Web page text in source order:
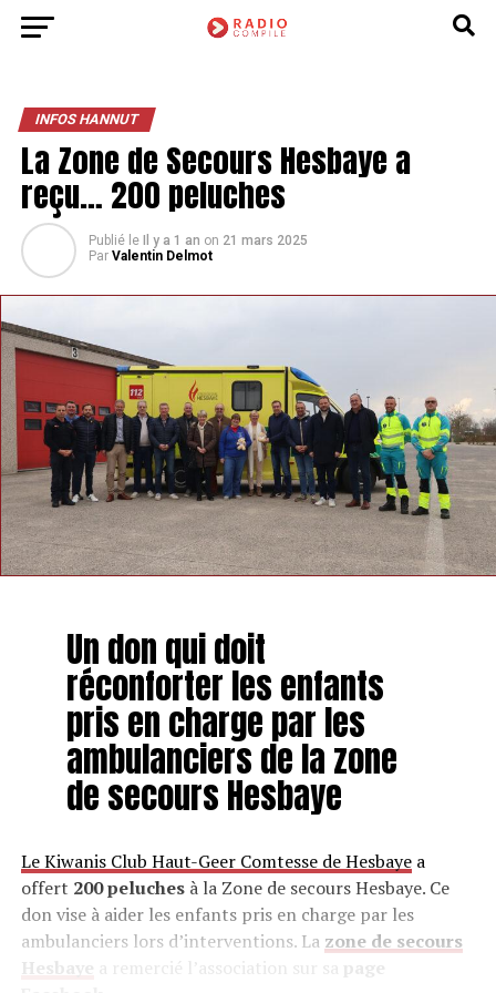
INFOS HANNUT
La Zone de Secours Hesbaye a
reçu… 200 peluches
Publié le Il y a 1 an on 21 mars 2025
Par Valentin Delmot
Un don qui doit
réconforter les enfants
pris en charge par les
ambulanciers de la zone
de secours Hesbaye
Le Kiwanis Club Haut-Geer Comtesse de Hesbayea
offert 200 peluchesà la Zone de secours Hesbaye. Ce
don vise à aider les enfants pris en charge par les
ambulanciers lors d’interventions. La zone de secours
Hesbaye
a remercié l’association sur sa